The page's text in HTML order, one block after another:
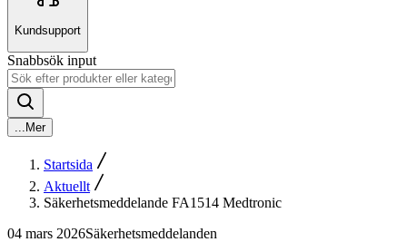
Kundsupport
Snabbsök input
Mer
Startsida
Aktuellt
Säkerhetsmeddelande FA1514 Medtronic
04 mars 2026Säkerhetsmeddelanden